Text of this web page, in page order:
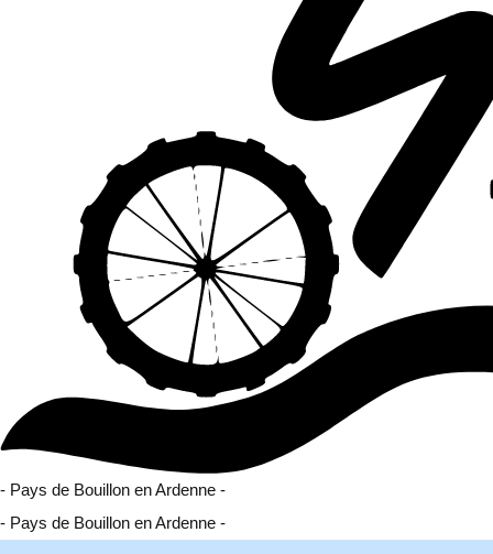
- Pays de Bouillon en Ardenne -
- Pays de Bouillon en Ardenne -